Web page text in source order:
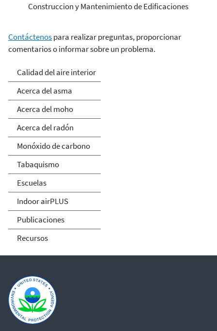
Construccion y Mantenimiento de Edificaciones
Contáctenospara realizar preguntas, proporcionar
comentarios o informar sobre un problema.
Calidad del Aire Interior
Calidad del aire interior
Acerca del asma
Acerca del moho
Acerca del radón
Monóxido de carbono
Tabaquismo
Escuelas
Indoor airPLUS
Publicaciones
Recursos